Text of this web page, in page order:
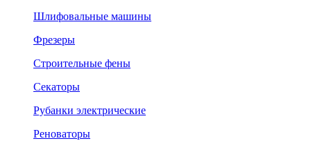
Шлифовальные машины
Фрезеры
Строительные фены
Секаторы
Рубанки электрические
Реноваторы